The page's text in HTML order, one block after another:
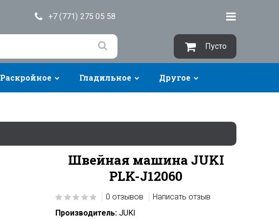
+7 (771) 275 05 58
Пусто
Раскройное Гладильное Другое
Швейная машина JUKI
PLK-J12060
0 отзывов
Написать отзыв
Производитель: JUKI